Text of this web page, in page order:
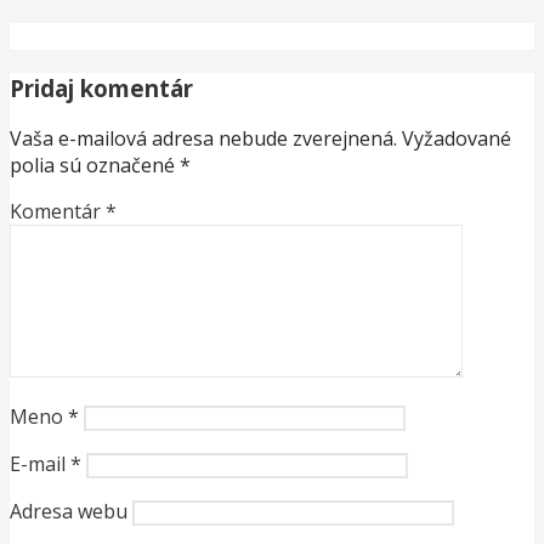
Pridaj komentár
Vaša e-mailová adresa nebude zverejnená. Vyžadované
polia sú označené *
Komentár*
Meno *
E-mail *
Adresa webu